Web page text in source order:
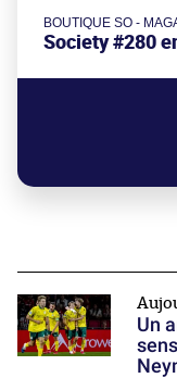
BOUTIQUE SO -
Society #280
Un